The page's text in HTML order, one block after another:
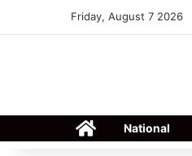
Friday, August 7 2026
HomeNational